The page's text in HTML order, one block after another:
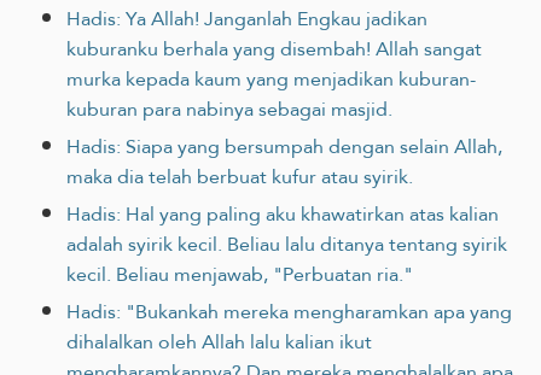
Hadis: Ya Allah! Janganlah Engkau jadikan
kuburanku berhala yang disembah! Allah sangat
murka kepada kaum yang menjadikan kuburan-
kuburan para nabinya sebagai masjid.
Hadis: Siapa yang bersumpah dengan selain Allah,
maka dia telah berbuat kufur atau syirik.
Hadis: Hal yang paling aku khawatirkan atas kalian
adalah syirik kecil. Beliau lalu ditanya tentang syirik
kecil. Beliau menjawab, "Perbuatan ria."
Hadis: "Bukankah mereka mengharamkan apa yang
dihalalkan oleh Allah lalu kalian ikut